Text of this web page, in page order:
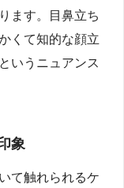
ます。目鼻立ち
くて知的な顔立
いうニュアンス
象
て触れられるケ